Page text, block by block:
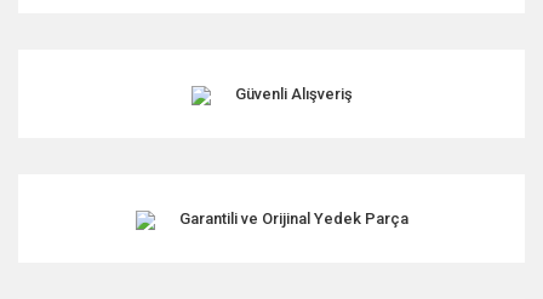
Güvenli Alışveriş
Garantili ve Orijinal Yedek Parça